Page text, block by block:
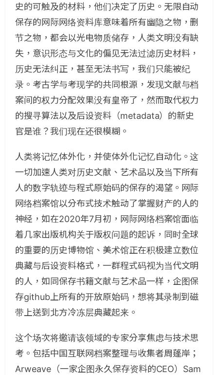
史的可触及的材料，他们决定了历史。无限自动
保存的网际网络资料库意味着所有幽隐之物，删
节之物，都会以光电物质储存，人类文明没有缺
失，意识形态与文化的偏见无法过滤历史材料，
历史无法纠正，甚至无法书写，我们只能被纪
录。考古学与考现学的共同根源，发现文献与档
案间的权力分配效果没有皇帝了，然而取代权力
的搜寻算法以及后设资料（metadata）的新史
官是谁？我们现在还很模糊。
人类将记忆体外化，并使体外化记忆自动化。这
一切加速人类对历史文献、艺术品以及当下所有
人的数字轨迹与程式原始码的保存的渴望。网际
网络档案馆以分布式技术触动了掌握财产的人的
神经，如在2020年7月初，网际网络档案馆面临
着几家出版机构关于版权问题的起诉，同时全球
的重要的历史博物馆、美术馆正在积极建立数位
典藏与后设资料格式，一群程式码视为当代文明
的人，如同保存书籍文献与艺术品一样，企图保
存github上所有的开放原始码，想将其录制到磁
带上送到北方冷冻层典藏起来。
这个场次将邀请该领域的专家分享焦虑与技术思
考。包括中国互联网档案整理与收集者周蓬岸；
Arweave（一家企图永久保存资料的CEO）Sam